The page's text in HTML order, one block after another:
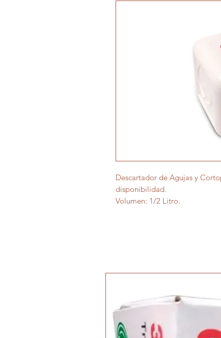
Descartador de Agujas y
disponibilidad.
Volumen: 1/2 Litro.